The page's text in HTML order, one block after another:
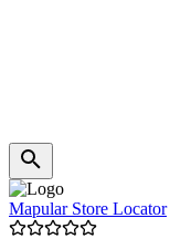
Mapular Store Locator